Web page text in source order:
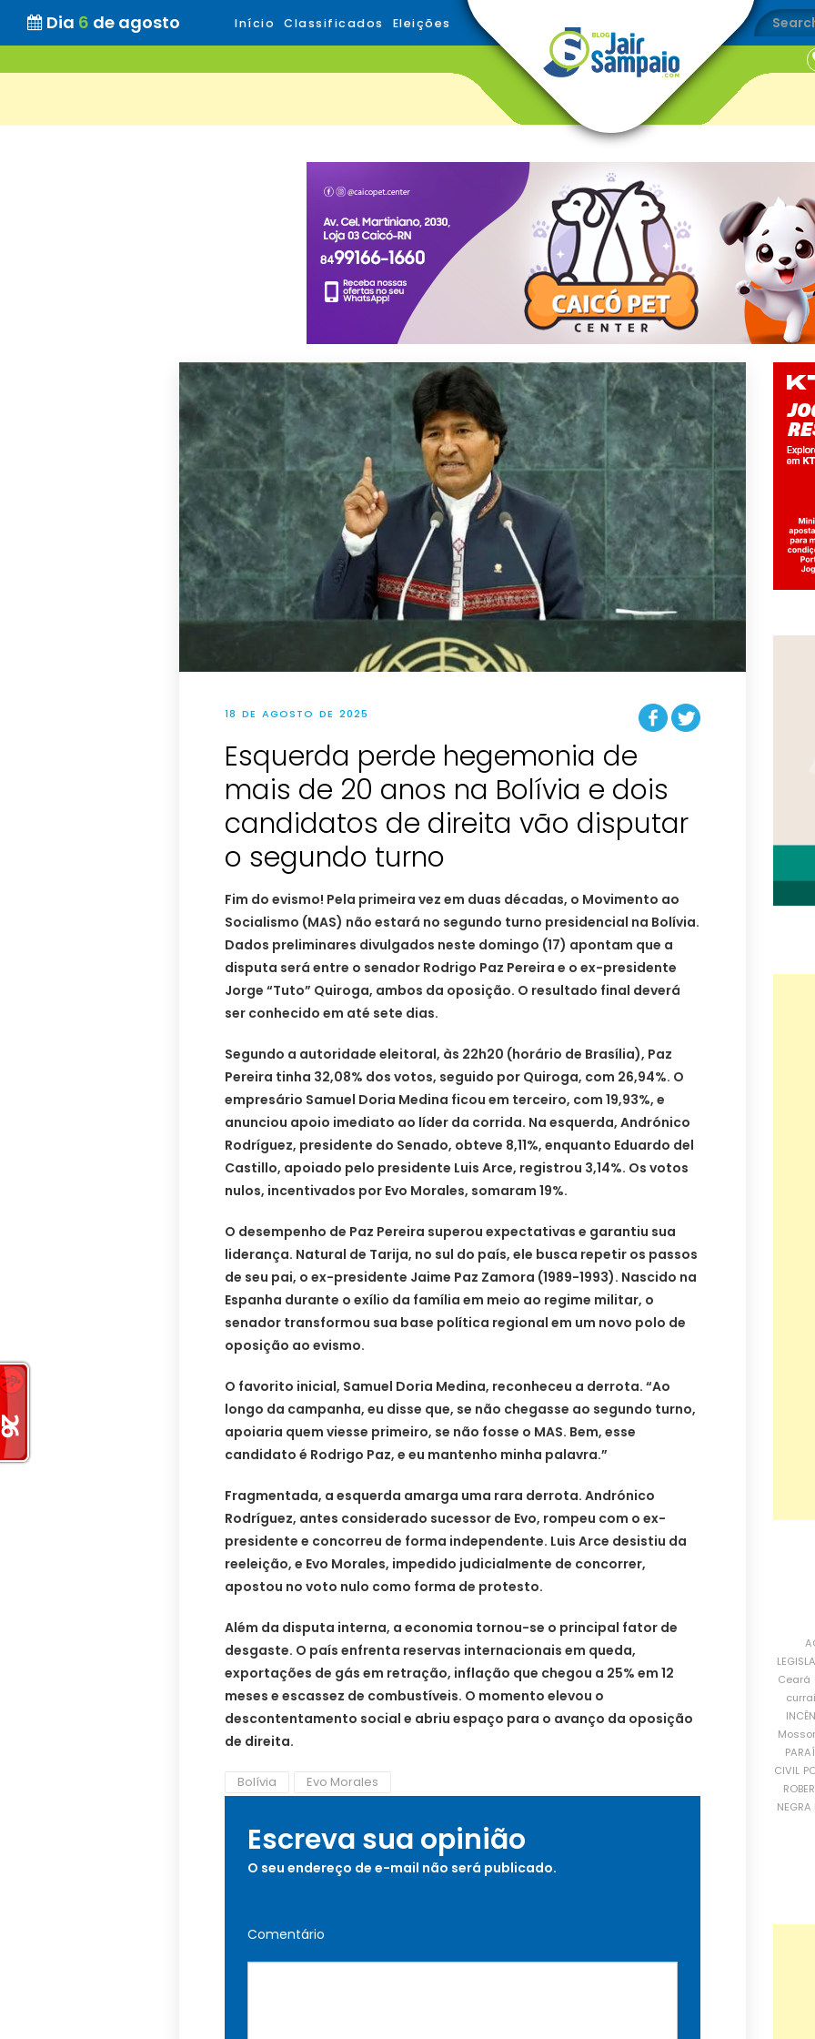
Dia 6 de agosto Início Classificados Eleições
18 DE AGOSTO DE 2025
Esquerda perde hegemonia de
mais de 20 anos na Bolívia e dois
candidatos de direita vão disputar
o segundo turno
Fim do evismo! Pela primeira vez em duas décadas, o Movimento ao
Socialismo (MAS) não estará no segundo turno presidencial na Bolívia.
Dados preliminares divulgados neste domingo (17) apontam que a
disputa será entre o senador Rodrigo Paz Pereira e o ex-presidente
Jorge “Tuto” Quiroga, ambos da oposição. O resultado final deverá
ser conhecido em até sete dias.
Segundo a autoridade eleitoral, às 22h20 (horário de Brasília), Paz
Pereira tinha 32,08% dos votos, seguido por Quiroga, com 26,94%. O
empresário Samuel Doria Medina ficou em terceiro, com 19,93%, e
anunciou apoio imediato ao líder da corrida. Na esquerda, Andrónico
Rodríguez, presidente do Senado, obteve 8,11%, enquanto Eduardo del
Castillo, apoiado pelo presidente Luis Arce, registrou 3,14%. Os votos
nulos, incentivados por Evo Morales, somaram 19%.
O desempenho de Paz Pereira superou expectativas e garantiu sua
liderança. Natural de Tarija, no sul do país, ele busca repetir os passos
de seu pai, o ex-presidente Jaime Paz Zamora (1989-1993). Nascido na
Espanha durante o exílio da família em meio ao regime militar, o
senador transformou sua base política regional em um novo polo de
oposição ao evismo.
O favorito inicial, Samuel Doria Medina, reconheceu a derrota. “Ao
longo da campanha, eu disse que, se não chegasse ao segundo turno,
apoiaria quem viesse primeiro, se não fosse o MAS. Bem, esse
candidato é Rodrigo Paz, e eu mantenho minha palavra.”
Fragmentada, a esquerda amarga uma rara derrota. Andrónico
Rodríguez, antes considerado sucessor de Evo, rompeu com o ex-
presidente e concorreu de forma independente. Luis Arce desistiu da
reeleição, e Evo Morales, impedido judicialmente de concorrer,
apostou no voto nulo como forma de protesto.
Além da disputa interna, a economia tornou-se o principal fator de
desgaste. O país enfrenta reservas internacionais em queda,
exportações de gás em retração, inflação que chegou a 25% em 12
meses e escassez de combustíveis. O momento elevou o
descontentamento social e abriu espaço para o avanço da oposição
de direita.
Bolívia Evo Morales
Escreva sua opinião
O seu endereço de e-mail não será publicado.
Comentário
Ceará
CIVIL
NEGRA